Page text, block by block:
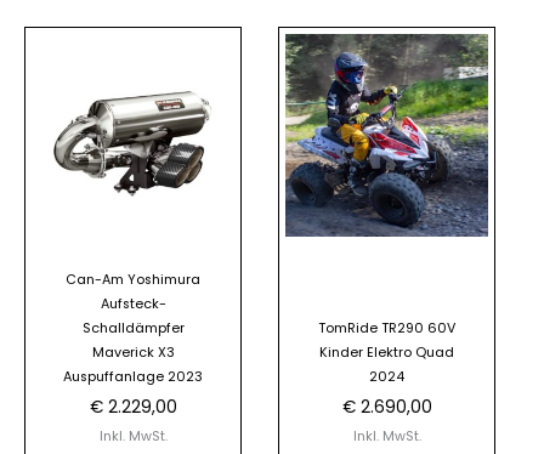
Can-Am Yoshimura
Aufsteck-
Schalldämpfer
Maverick X3
Auspuffanlage 2023
€2.229,00
Inkl. MwSt.
TomRide TR290 60V
Kinder Elektro Quad
2024
€2.690,00
Inkl. MwSt.